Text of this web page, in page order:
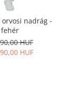
nadrág -
fehér
HUF
HUF